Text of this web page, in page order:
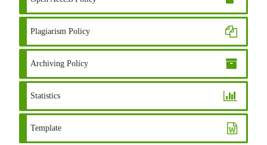
Plagiarism Policy
Archiving Policy
Statistics
Template